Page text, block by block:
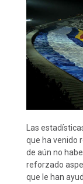
Las
que ha venido
de aún no
reforzado
que le han